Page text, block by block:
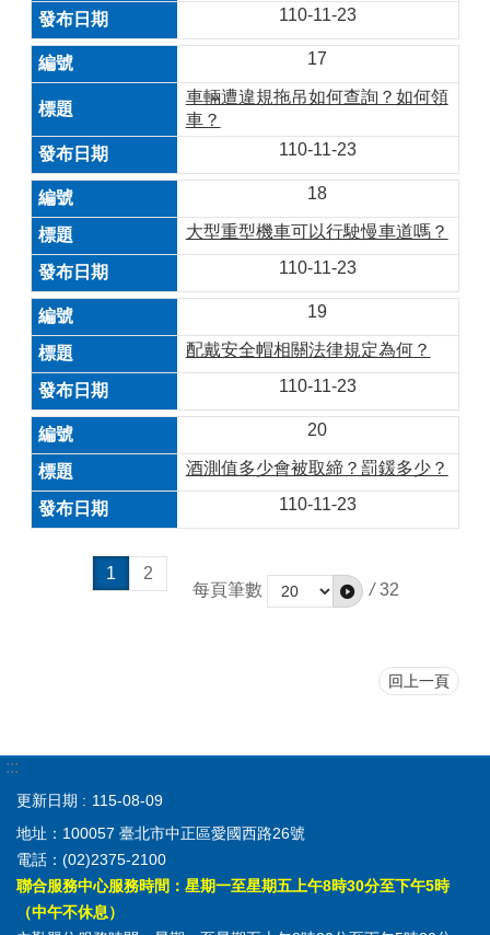
110-11-23
17
車輛遭違規拖吊如何查詢？如何領
車？
110-11-23
18
大型重型機車可以行駛慢車道嗎？
110-11-23
19
配戴安全帽相關法律規定為何？
110-11-23
20
酒測值多少會被取締？罰鍰多少？
110-11-23
1
2
每頁筆數
/ 32
回上一頁
:::
更新日期
115-08-09
地址：100057 臺北市中正區愛國西路26號
電話：(02)2375-2100
聯合服務中心服務時間：星期一至星期五上午8時30分至下午5時
（中午不休息）